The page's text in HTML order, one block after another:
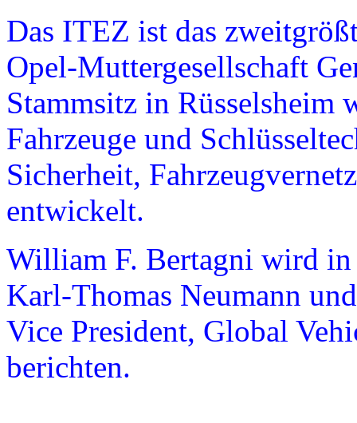
Das ITEZ ist das
Opel-Muttergesellschaft
Stammsitz in Rüsselsheim
Fahrzeuge und
Sicherheit,
entwickelt.
William F. Bertagni wird in
Karl-Thomas Neumann
Vice President, Global
berichten.